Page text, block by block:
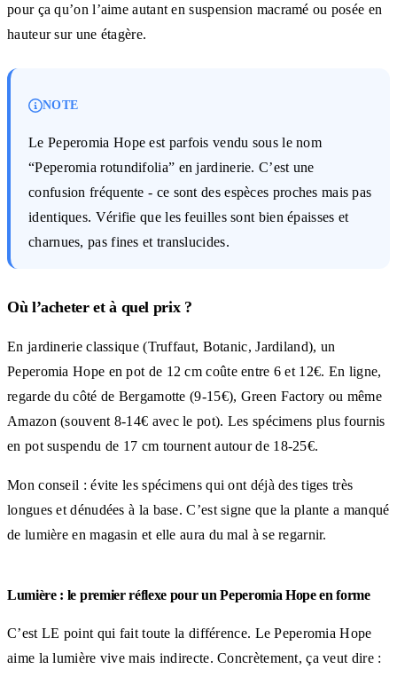
pour ça qu’on l’aime autant en suspension macramé ou posée en
hauteur sur une étagère.
NOTE
Le Peperomia Hope est parfois vendu sous le nom
“Peperomia rotundifolia” en jardinerie. C’est une
confusion fréquente - ce sont des espèces proches mais pas
identiques. Vérifie que les feuilles sont bien épaisses et
charnues, pas fines et translucides.
Où l’acheter et à quel prix ?
En jardinerie classique (Truffaut, Botanic, Jardiland), un
Peperomia Hope en pot de 12 cm coûte entre 6 et 12€. En ligne,
regarde du côté de Bergamotte (9-15€), Green Factory ou même
Amazon (souvent 8-14€ avec le pot). Les spécimens plus fournis
en pot suspendu de 17 cm tournent autour de 18-25€.
Mon conseil : évite les spécimens qui ont déjà des tiges très
longues et dénudées à la base. C’est signe que la plante a manqué
de lumière en magasin et elle aura du mal à se regarnir.
Lumière : le premier réflexe pour un Peperomia Hope en forme
C’est LE point qui fait toute la différence. Le Peperomia Hope
aime la lumière vive mais indirecte. Concrètement, ça veut dire :